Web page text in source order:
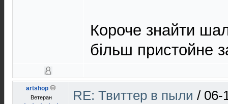
Короче знайти
бiльш пристойне
artshop
Ветеран RE: Твиттер в пыли / 06-